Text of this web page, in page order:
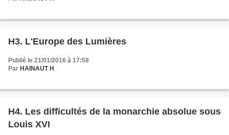
H3. L'Europe des Lumières
Publié le 21/01/2016 à 17:58
Par HAINAUT H
H4. Les difficultés de la monarchie absolue sous
Louis XVI